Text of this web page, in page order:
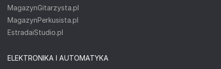
MagazynGitarzysta.pl
MagazynPerkusista.pl
EstradaiStudio.pl
ELEKTRONIKA I AUTOMATYKA